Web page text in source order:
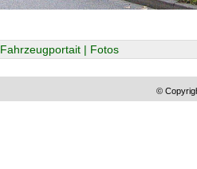
Fahrzeugportait | Fotos
©